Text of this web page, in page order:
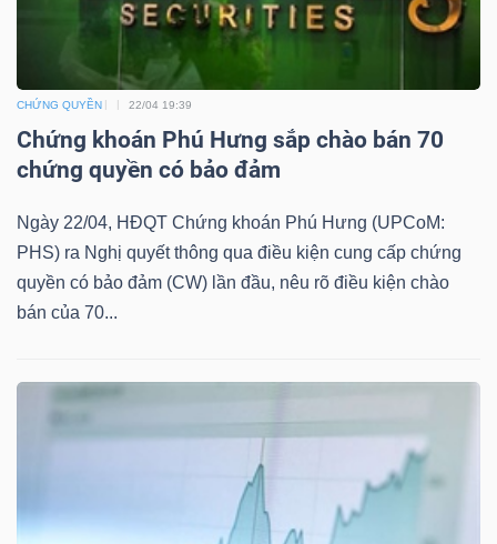
CHỨNG QUYỀN 22/04 19:39
Chứng khoán Phú Hưng sắp chào bán 70
chứng quyền có bảo đảm
Ngày 22/04, HĐQT Chứng khoán Phú Hưng (UPCoM:
PHS) ra Nghị quyết thông qua điều kiện cung cấp chứng
quyền có bảo đảm (CW) lần đầu, nêu rõ điều kiện chào
bán của 70...
TRUYỀN
TIỆN
khoán